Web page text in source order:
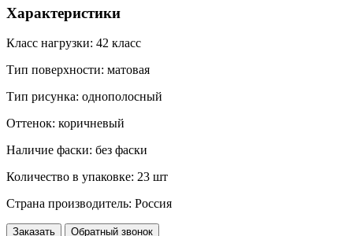
Характеристики
Класс нагрузки: 42 класс
Тип поверхности: матовая
Тип рисунка: однополосный
Оттенок: коричневый
Наличие фаски: без фаски
Количество в упаковке: 23 шт
Страна производитель: Россия
Заказать Обратный звонок